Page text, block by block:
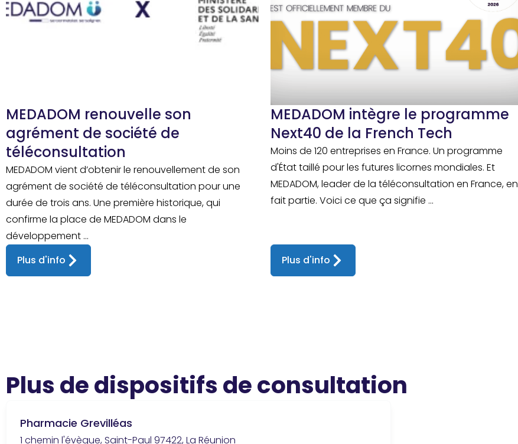
MEDADOM renouvelle son
agrément de société de
téléconsultation
MEDADOM vient d’obtenir le renouvellement de son
agrément de société de téléconsultation pour une
durée de trois ans. Une première historique, qui
confirme la place de MEDADOM dans le
développement ...
Plus d'info
MEDADOM intègre le programme
Next40 de la French Tech
Moins de 120 entreprises en France. Un programme
d'État taillé pour les futures licornes mondiales. Et
MEDADOM, leader de la téléconsultation en France, en
fait partie. Voici ce que ça signifie ...
Plus d'info
Plus de dispositifs de consultation
Pharmacie Grevilléas
1 chemin l'évèque, Saint-Paul 97422, La Réunion